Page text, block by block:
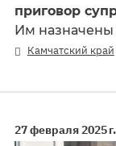
приговор
Им назначены
Камчатский край
27 февраля 2025 г.